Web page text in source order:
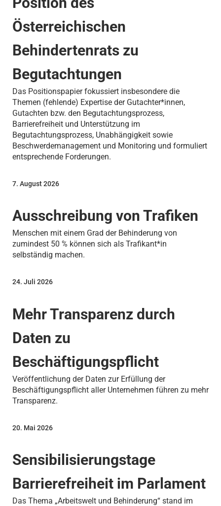
Österreichischen
Behindertenrats zu
Begutachtungen
Das Positionspapier fokussiert insbesondere die
Themen (fehlende) Expertise der Gutachter*innen,
Gutachten bzw. den Begutachtungsprozess,
Barrierefreiheit und Unterstützung im
Begutachtungsprozess, Unabhängigkeit sowie
Beschwerdemanagement und Monitoring und formuliert
entsprechende Forderungen.
Ausschreibung von Trafiken
7. August 2026
Menschen mit einem Grad der Behinderung von
zumindest 50 % können sich als Trafikant*in
selbständig machen.
Mehr Transparenz durch
Daten zu
Beschäftigungspflicht
24. Juli 2026
Veröffentlichung der Daten zur Erfüllung der
Beschäftigungspflicht aller Unternehmen führen zu mehr
Transparenz.
Sensibilisierungstage
Barrierefreiheit im Parlament
20. Mai 2026
Das Thema „Arbeitswelt und Behinderung“ stand im